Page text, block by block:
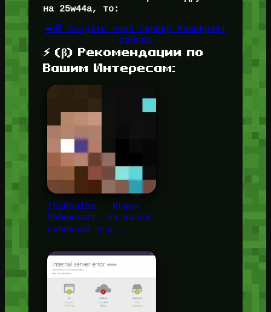
на 25w44a, то:
➡️🎁 Создать свой сервер Майнкрафт
сейчас
⚡ (β) Рекомендации по
Вашим Интересам:
ItzRealme — Игрок
Майнкрафт, на каких
серверах игр…